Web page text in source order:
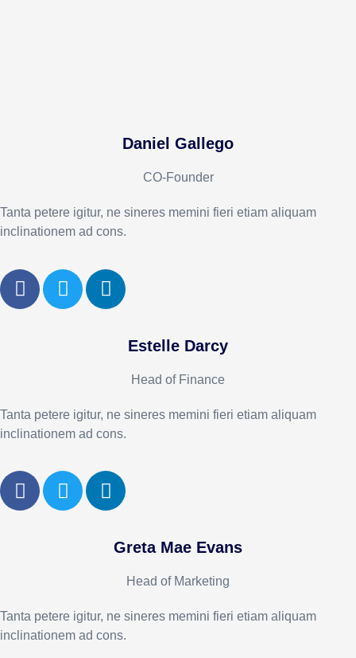
Daniel Gallego
CO-Founder
Tanta petere igitur, ne sineres memini fieri etiam aliquam
inclinationem ad cons.
Estelle Darcy
Head of Finance
Tanta petere igitur, ne sineres memini fieri etiam aliquam
inclinationem ad cons.
Greta Mae Evans
Head of Marketing
Tanta petere igitur, ne sineres memini fieri etiam aliquam
inclinationem ad cons.